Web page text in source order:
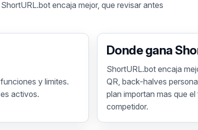
encaja mejor, que revisar antes
y limites.
activos.
Donde gana
ShortURL.bot encaja
QR, back-halves
plan importan mas que
competidor.